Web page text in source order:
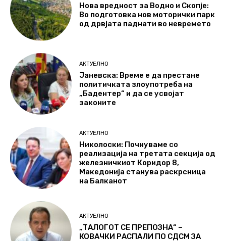
Нова вредност за Водно и Скопје:
Во подготовка нов моторички парк
од дрвјата паднати во невремето
АКТУЕЛНО
Јаневска: Време е да престане
политичката злоупотреба на
„Бадентер“ и да се усвојат
законите
АКТУЕЛНО
Николоски: Почнуваме со
реализација на третата секција од
железничкиот Коридор 8,
Македонија станува раскрсница
на Балканот
АКТУЕЛНО
„ТАЛОГОТ СЕ ПРЕПОЗНА“ –
КОВАЧКИ РАСПАЛИ ПО СДСМ ЗА